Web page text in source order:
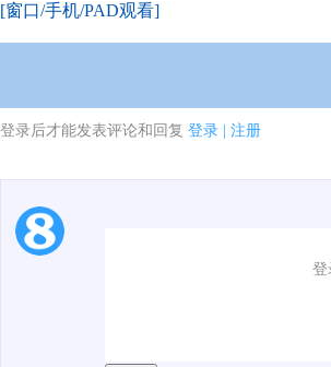
[窗口/手机/PAD观看]
登录后才能发表评论和回复 登录 注册
登
1.电脑端新用户可以发表评论